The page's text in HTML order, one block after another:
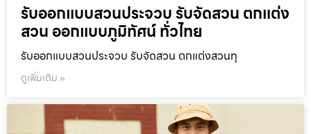
รับออกแบบสวนประจวบ รับจัดสวน ตกแต่ง
สวน ออกแบบภูมิทัศน์ ทั่วไทย
รับออกแบบสวนประจวบ รับจัดสวน ตกแต่งสวนทุ
ดูเพิ่มเติม »